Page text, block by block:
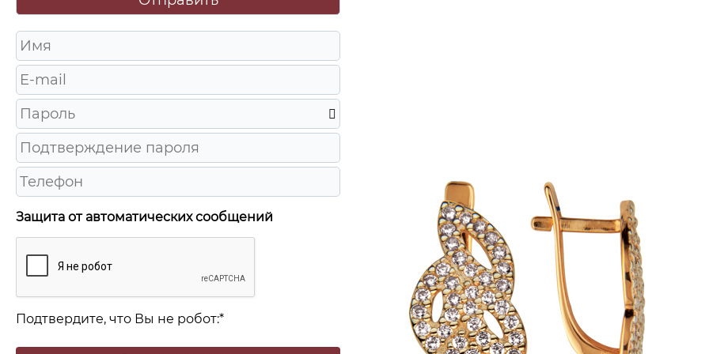
Защита от автоматических сообщений
Подтвердите, что Вы не робот:*